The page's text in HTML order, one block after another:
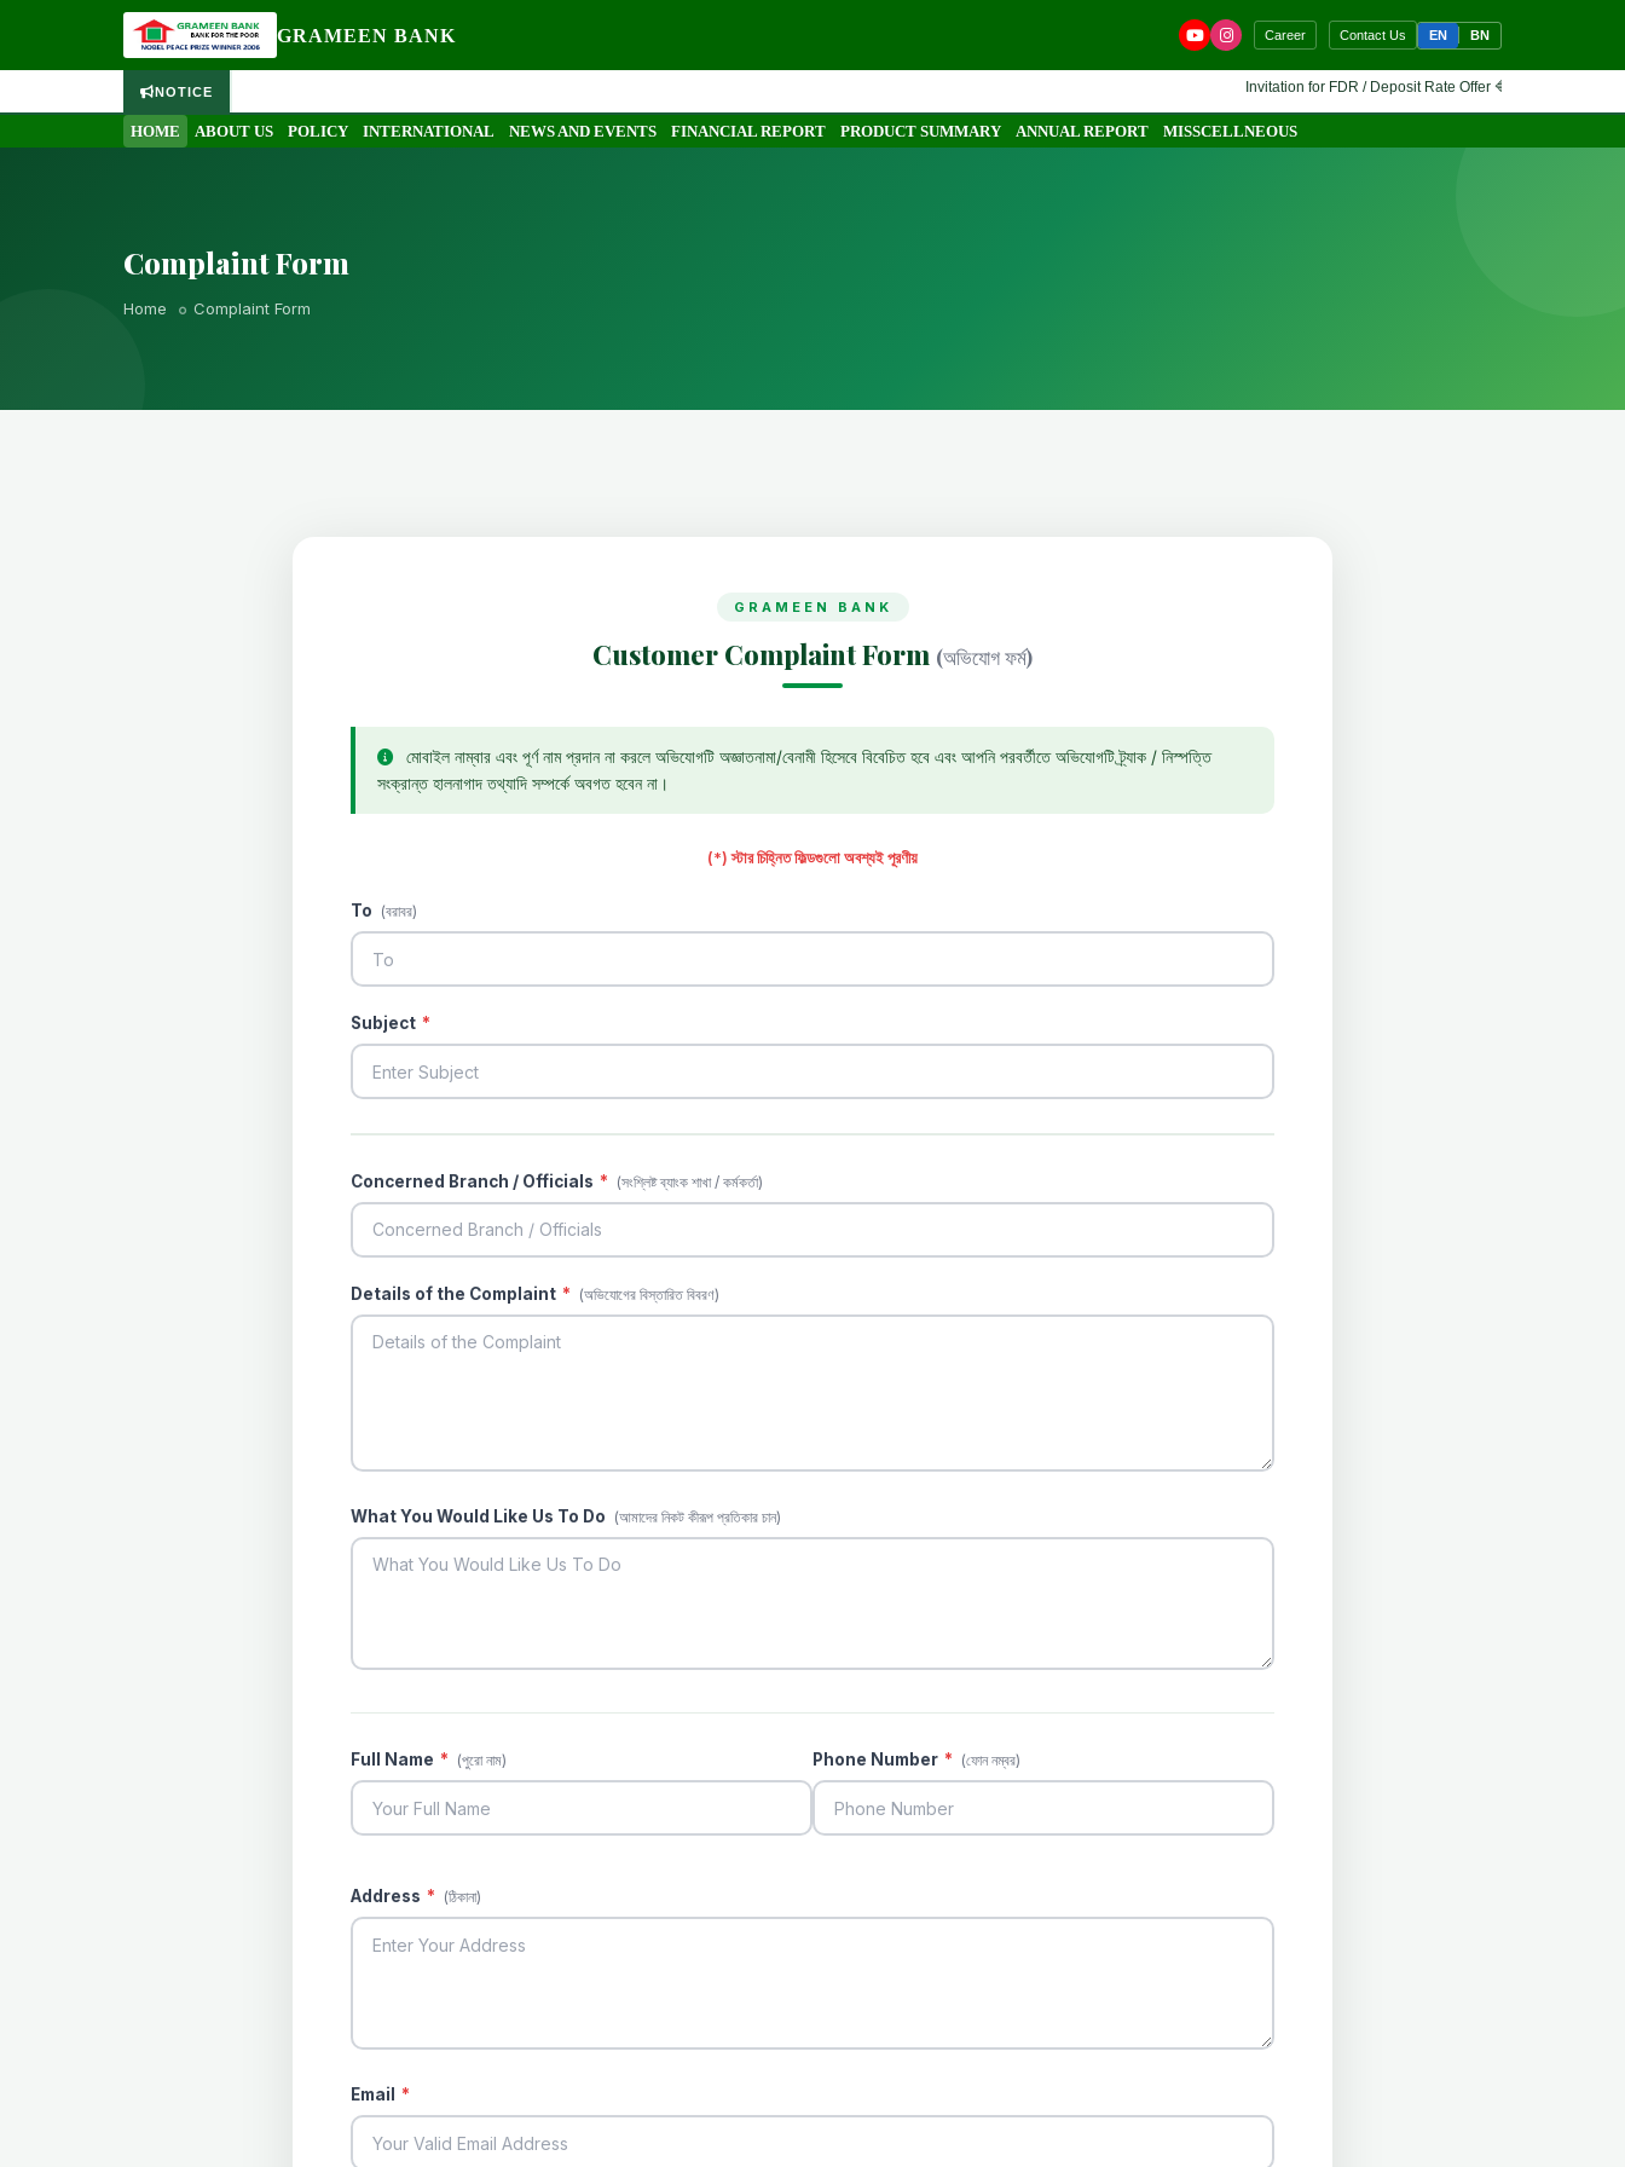
GRAMEEN BANK Career Contact Us EN BN
NOTICE Invitation for FDR / Deposit Rate Offer 🔷 Interested financial
HOME ABOUT US POLICY INTERNATIONAL NEWS AND EVENTS FINANCIAL REPORT PRODUCT SUMMARY ANNUAL REPORT MISSCELLNEOUS
Complaint Form
Home Complaint Form
GRAMEEN BANK
Customer Complaint Form (অভিযোগ ফর্ম)
মোবাইল নাম্বার এবং পূর্ণ নাম প্রদান না করলে অভিযোগটি অজ্ঞাতনামা/বেনামী হিসেবে বিবেচিত হবে এবং আপনি পরবর্তীতে অভিযোগটি ট্র্যাক / নিস্পত্তি
সংক্রান্ত হালনাগাদ তথ্যাদি সম্পর্কে অবগত হবেন না।
(*) স্টার চিহ্নিত ফিল্ডগুলো অবশ্যই পূরণীয়
To (বরাবর)
Subject *
Concerned Branch / Officials * (সংশ্লিষ্ট ব্যাংক শাখা / কর্মকর্তা)
Details of the Complaint * (অভিযোগের বিস্তারিত বিবরণ)
What You Would Like Us To Do (আমাদের নিকট কীরূপ প্রতিকার চান)
Full Name * (পুরো নাম) Phone Number * (ফোন নম্বর)
Address * (ঠিকানা)
Email *